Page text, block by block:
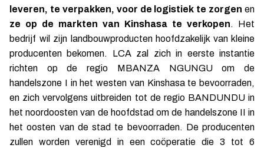
leveren, te verpakken, voor de logistiek te zorgen en
ze op de markten van Kinshasa te verkopen. Het
bedrijf wil zijn landbouwproducten hoofdzakelijk van kleine
producenten bekomen. LCA zal zich in eerste instantie
richten op de regio MBANZA NGUNGU om de
handelszone I in het westen van Kinshasa te bevoorraden,
en zich vervolgens uitbreiden tot de regio BANDUNDU in
het noordoosten van de hoofdstad om de handelszone II in
het oosten van de stad te bevoorraden. De producenten
zullen worden verenigd in een coöperatie die 3 tot 6